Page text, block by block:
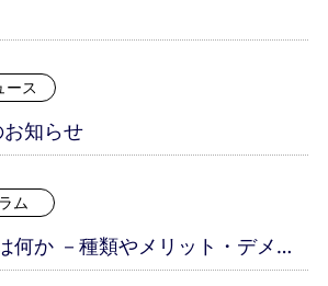
ース
知らせ
ム
何か －種類やメリット・デメリ